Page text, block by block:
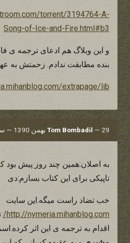
torrent/3194764-A-
Song-of-Ice-and-Fire.html#b3
و این وبلاگ هم ادعای ترجمه ی
بنده مطابقت ندادم. زحمتش به
extrapage/lib
Tom Bombadil — 29 بهمن 1390 — ساعت 16:19
به اصلان:همین چند روز پیش بود
تاپیکی برای این کتاب بسازم:دی
خب تضاد راست میگه.این سایت
http://nymeria.mihanblog.com/
اقدام به ترجمه ی این اثر